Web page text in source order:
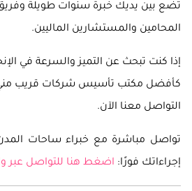
تضع بين يديك خبرة سنوات طويلة
المحامين والمستشارين الماليين.
إذا كنت تبحث عن التميز والسرعة في
التواصل معنا الآن.
تواصل مباشرة مع خبراء ساحات
إجراءاتك فورًا: اضغط هنا للتواصل عبر